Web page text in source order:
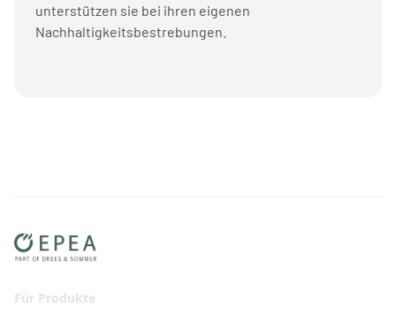
unterstützen sie bei ihren eigenen
Nachhaltigkeitsbestrebungen.
Für Produkte